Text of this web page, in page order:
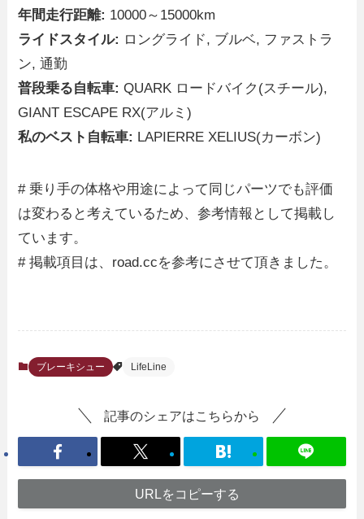
年間走行距離: 10000～15000km
ライドスタイル: ロングライド, ブルベ, ファストラ
ン, 通勤
普段乗る自転車: QUARK ロードバイク(スチール),
GIANT ESCAPE RX(アルミ)
私のベスト自転車: LAPIERRE XELIUS(カーボン)
# 乗り手の体格や用途によって同じパーツでも評価
は変わると考えているため、参考情報として掲載し
ています。
# 掲載項目は、road.ccを参考にさせて頂きました。
ブレーキシュー LifeLine
記事のシェアはこちらから
URLをコピーする